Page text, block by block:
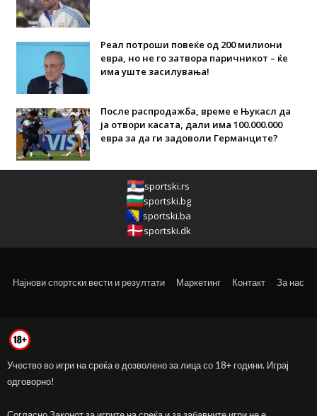
Реал потроши повеќе од 200 милиони
евра, но не го затвора паричникот – ќе
има уште засилувања!
После распродажба, време е Њукасл да
ја отвори касата, дали има 100.000.000
евра за да ги задоволи Германците?
sportski.rs
sportski.bg
sportski.ba
sportski.dk
Најнови спортски вести и резултати Маркетинг Контакт За нас
Учество во игри на среќа е дозволено за лица со 18+ години. Играј
одговорно!